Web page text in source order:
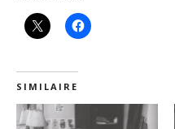
SIMILAIRE